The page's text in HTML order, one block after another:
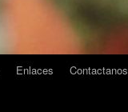
Enlaces
Contactanos